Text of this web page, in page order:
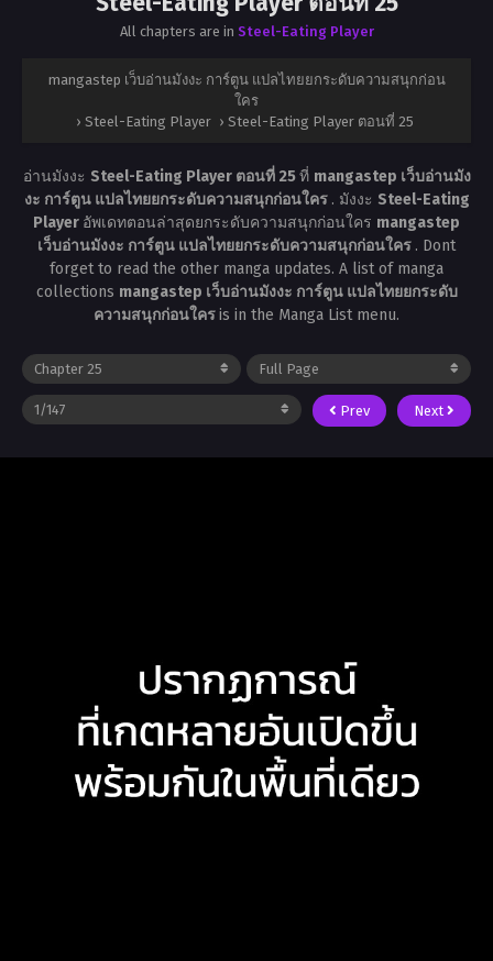
All chapters are in Steel-Eating Player
mangastep เว็บอ่านมังงะ การ์ตูน แปลไทยยกระดับความสนุกก่อน
ใคร
› Steel-Eating Player › Steel-Eating Player ตอนที่ 25
อ่านมังงะ Steel-Eating Player ตอนที่ 25ที่ mangastep เว็บอ่านมัง
งะ การ์ตูน แปลไทยยกระดับความสนุกก่อนใคร . มังงะ Steel-Eating
Player อัพเดทตอนล่าสุดยกระดับความสนุกก่อนใคร mangastep
เว็บอ่านมังงะ การ์ตูน แปลไทยยกระดับความสนุกก่อนใคร . Dont
forget to read the other manga updates. A list of manga
collections mangastep เว็บอ่านมังงะ การ์ตูน แปลไทยยกระดับ
ความสนุกก่อนใครis in the Manga List menu.
Prev Next